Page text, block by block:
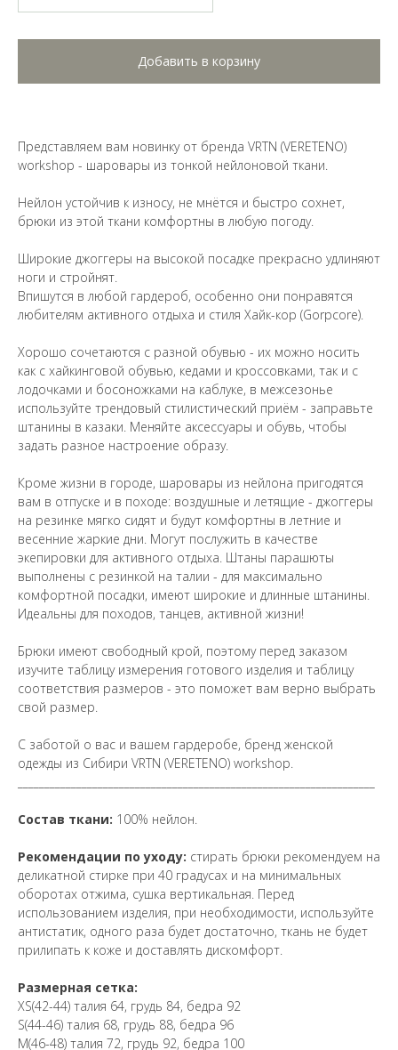
Добавить в корзину
Представляем вам новинку от бренда VRTN (VERETENO)
workshop - шаровары из тонкой нейлоновой ткани.
Нейлон устойчив к износу, не мнётся и быстро сохнет,
брюки из этой ткани комфортны в любую погоду.
Широкие джоггеры на высокой посадке прекрасно удлиняют
ноги и стройнят.
Впишутся в любой гардероб, особенно они понравятся
любителям активного отдыха и стиля Хайк-кор (Gorpcore).
Хорошо сочетаются с разной обувью - их можно носить
как с хайкинговой обувью, кедами и кроссовками, так и с
лодочками и босоножками на каблуке, в межсезонье
используйте трендовый стилистический приём - заправьте
штанины в казаки. Меняйте аксессуары и обувь, чтобы
задать разное настроение образу.
Кроме жизни в городе, шаровары из нейлона пригодятся
вам в отпуске и в походе: воздушные и летящие - джоггеры
на резинке мягко сидят и будут комфортны в летние и
весенние жаркие дни. Могут послужить в качестве
экепировки для активного отдыха. Штаны парашюты
выполнены с резинкой на талии - для максимально
комфортной посадки, имеют широкие и длинные штанины.
Идеальны для походов, танцев, активной жизни!
Брюки имеют свободный крой, поэтому перед заказом
изучите таблицу измерения готового изделия и таблицу
соответствия размеров - это поможет вам верно выбрать
свой размер.
С заботой о вас и вашем гардеробе, бренд женской
одежды из Сибири VRTN (VERETENO) workshop.
Состав ткани: 100% нейлон.
Рекомендации по уходу: cтирать брюки рекомендуем на
деликатной стирке при 40 градусах и на минимальных
оборотах отжима, сушка вертикальная. Перед
использованием изделия, при необходимости, используйте
антистатик, одного раза будет достаточно, ткань не будет
прилипать к коже и доставлять дискомфорт.
Размерная сетка:
XS(42-44) талия 64, грудь 84, бедра 92
S(44-46) талия 68, грудь 88, бедра 96
M(46-48) талия 72, грудь 92, бедра 100